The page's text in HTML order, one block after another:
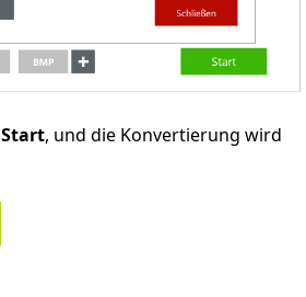
Start, und die Konvertierung wird